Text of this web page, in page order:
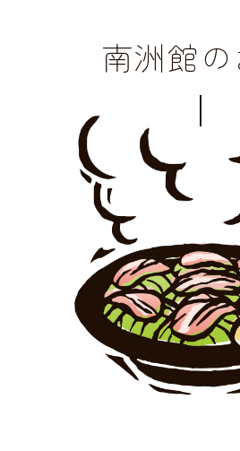
南洲館